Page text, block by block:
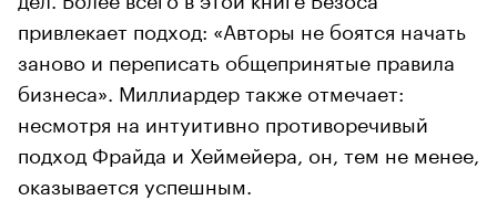
привлекает подход: «Авторы не боятся начать
заново и переписать общепринятые правила
бизнеса». Миллиардер также отмечает:
несмотря на интуитивно противоречивый
подход Фрайда и Хеймейера, он, тем не менее,
оказывается успешным.